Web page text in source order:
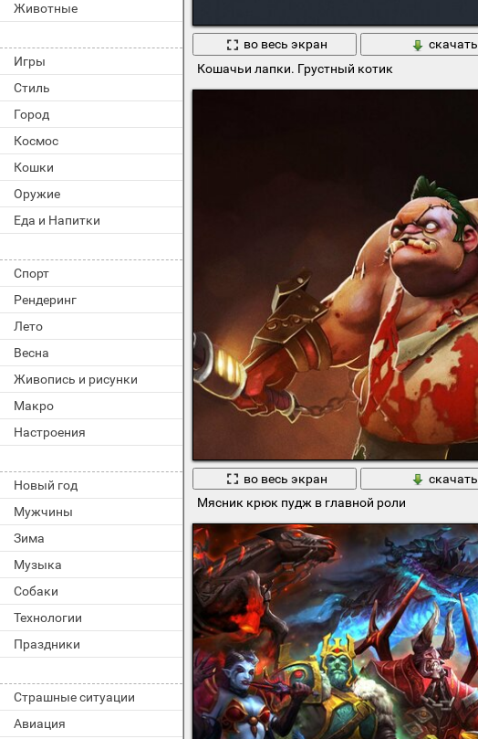
Животные
Игры
Стиль
Город
Космос
Кошки
Оружие
Еда и Напитки
Спорт
Рендеринг
Лето
Весна
Живопись и рисунки
Макро
Настроения
Новый год
Мужчины
Зима
Музыка
Собаки
Технологии
Праздники
Страшные ситуации
Авиация
во весь экран
скачать
Кошачьи лапки. Грустный котик
во весь экран
скачать
Мясник крюк пудж в главной роли